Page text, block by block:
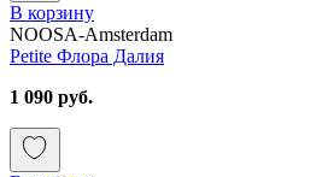
В корзину
NOOSA-Amsterdam
Petite Флора Далия
1 090 руб.